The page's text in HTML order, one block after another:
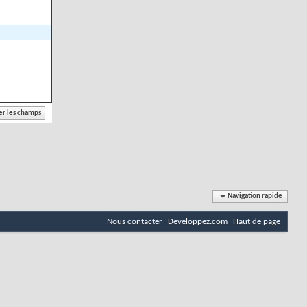
Navigation rapide
Nous contacter Developpez.com Haut de page